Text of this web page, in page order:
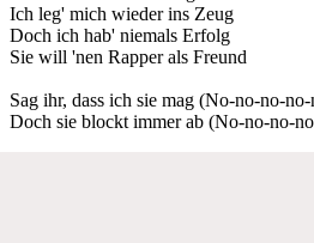
Ich leg' mich wieder ins Zeug
Doch ich hab' niemals Erfolg
Sie will 'nen Rapper als Freund
Sag ihr, dass ich sie mag (No-no-no-
Doch sie blockt immer ab (No-no-no-